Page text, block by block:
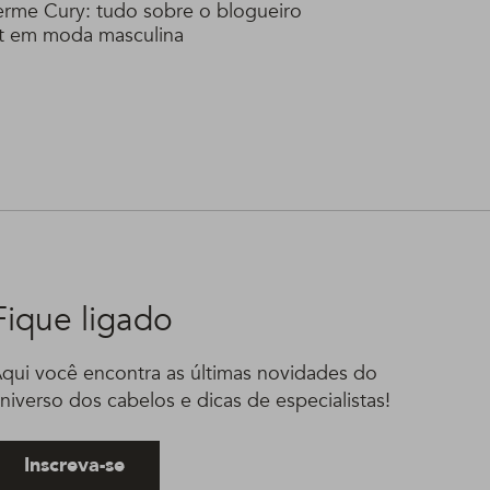
Cury: tudo sobre o blogueiro
em moda masculina
ligado
você encontra as últimas novidades do
dos cabelos e dicas de especialistas!
Inscreva-se